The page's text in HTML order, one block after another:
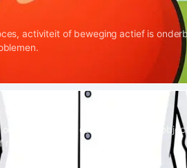
activiteit of beweging actief is
aan te geven dat kleding of een